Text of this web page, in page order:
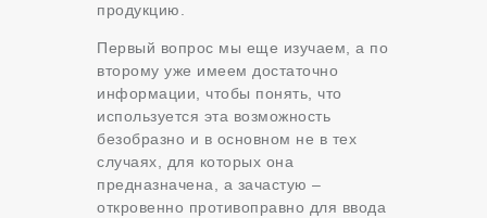
продукцию.
Первый вопрос мы еще изучаем, а по
второму уже имеем достаточно
информации, чтобы понять, что
используется эта возможность
безобразно и в основном не в тех
случаях, для которых она
предназначена, а зачастую –
откровенно противоправно для ввода